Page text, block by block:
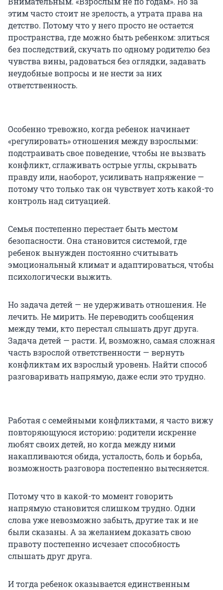
этим часто стоит не зрелость, а утрата права на
детство. Потому что у него просто не остается
пространства, где можно быть ребенком: злиться
без последствий, скучать по одному родителю без
чувства вины, радоваться без оглядки, задавать
неудобные вопросы и не нести за них
ответственность.
Особенно тревожно, когда ребенок начинает
«регулировать» отношения между взрослыми:
подстраивать свое поведение, чтобы не вызвать
конфликт, сглаживать острые углы, скрывать
правду или, наоборот, усиливать напряжение —
потому что только так он чувствует хоть какой-то
контроль над ситуацией.
Семья постепенно перестает быть местом
безопасности. Она становится системой, где
ребенок вынужден постоянно считывать
эмоциональный климат и адаптироваться, чтобы
психологически выжить.
Но задача детей — не удерживать отношения. Не
лечить. Не мирить. Не переводить сообщения
между теми, кто перестал слышать друг друга.
Задача детей — расти. И, возможно, самая сложная
часть взрослой ответственности — вернуть
конфликтам их взрослый уровень. Найти способ
разговаривать напрямую, даже если это трудно.
Работая с семейными конфликтами, я часто вижу
повторяющуюся историю: родители искренне
любят своих детей, но когда между ними
накапливаются обида, усталость, боль и борьба,
возможность разговора постепенно вытесняется.
Потому что в какой-то момент говорить
напрямую становится слишком трудно. Одни
слова уже невозможно забыть, другие так и не
были сказаны. А за желанием доказать свою
правоту постепенно исчезает способность
слышать друг друга.
И тогда ребенок оказывается единственным